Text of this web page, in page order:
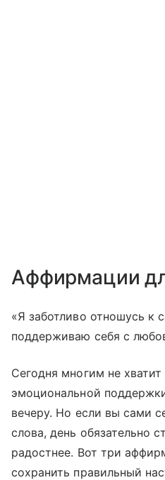
Аффирмации
«Я заботливо отношусь к
поддерживаю себя с
Сегодня многим не хватит
эмоциональной
вечеру. Но если вы сами
слова, день обязательно
радостнее. Вот три
сохранить правильный